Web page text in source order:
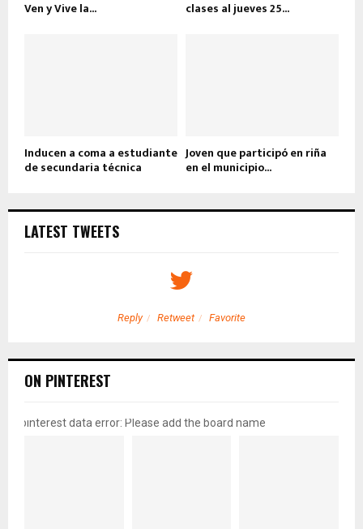
Ven y Vive la... clases al jueves 25...
Inducen a coma a estudiante
de secundaria técnica
Joven que participó en riña
en el municipio...
LATEST TWEETS
Reply Retweet Favorite
ON PINTEREST
pinterest data error: Please add the board name